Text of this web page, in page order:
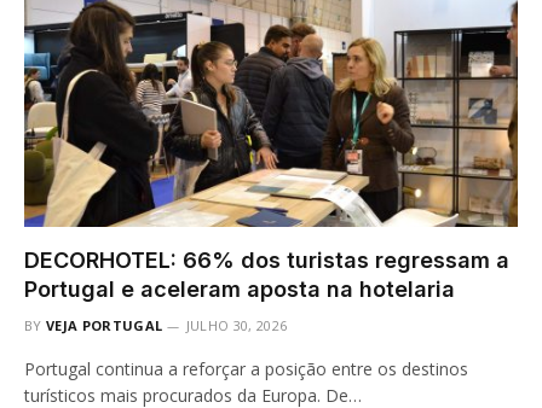
DECORHOTEL: 66% dos turistas regressam a
Portugal e aceleram aposta na hotelaria
BY VEJA PORTUGAL JULHO 30, 2026
Portugal continua a reforçar a posição entre os destinos
turísticos mais procurados da Europa. De…